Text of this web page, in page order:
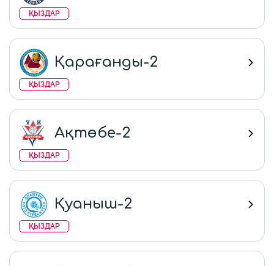
ҚЫЗДАР
Қарағанды-2
ҚЫЗДАР
Ақтөбе-2
ҚЫЗДАР
Қуаныш-2
ҚЫЗДАР